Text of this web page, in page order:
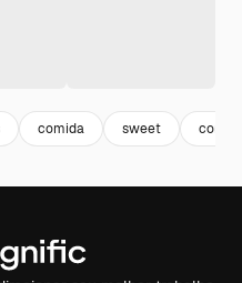
comida sweet